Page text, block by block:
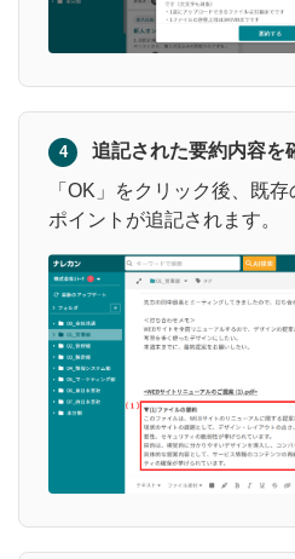
4
追記された要約内容を
「OK」をクリック後、既
ポイントが追記されます。